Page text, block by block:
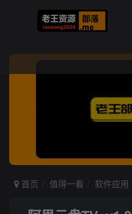
首页 值得一看 软件应用